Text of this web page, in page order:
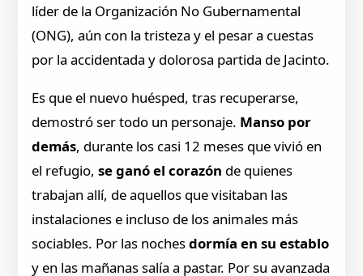
líder de la Organización No Gubernamental
(ONG), aún con la tristeza y el pesar a cuestas
por la accidentada y dolorosa partida de Jacinto.
Es que el nuevo huésped, tras recuperarse,
demostró ser todo un personaje. Manso por
demás, durante los casi 12 meses que vivió en
el refugio,se ganó el corazón de quienes
trabajan allí, de aquellos que visitaban las
instalaciones e incluso de los animales más
sociables. Por las nochesdormía en su establo
y en las mañanas salía a pastar. Por su avanzada